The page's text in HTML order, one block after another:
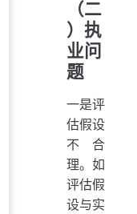
（二
）执
业问
题
一是评
估假设
不合
理。如
评估假
设与实